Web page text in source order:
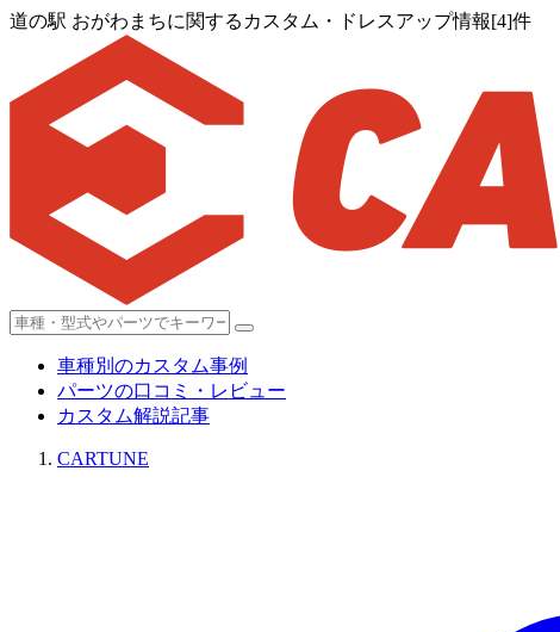
道の駅 おがわまちに関するカスタム・ドレスアップ情報[4]件
車種別のカスタム事例
パーツの口コミ・レビュー
カスタム解説記事
CARTUNE